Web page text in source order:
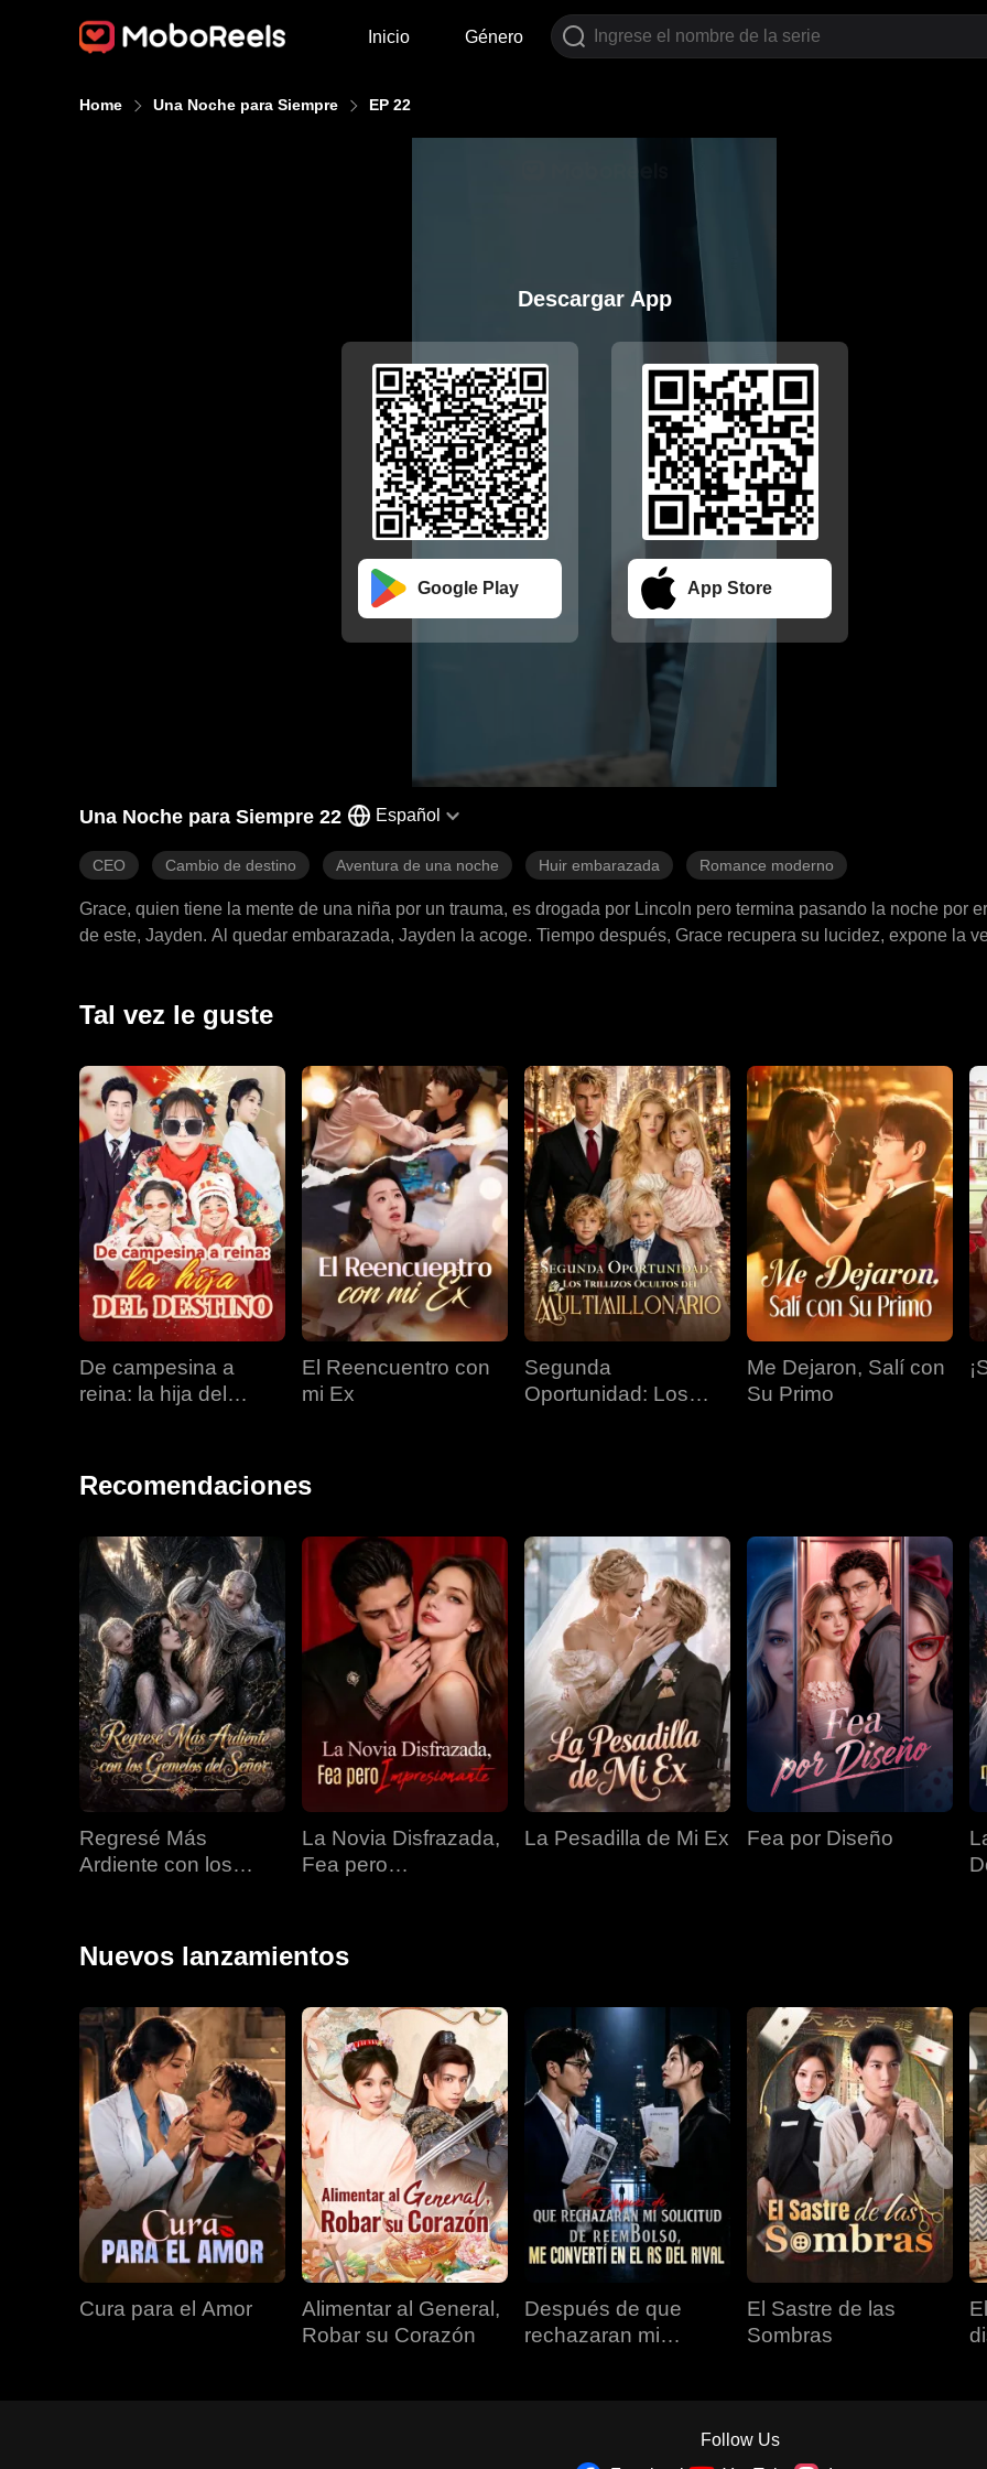
Inicio Género
Home Una Noche para Siempre EP 22
Descargar App
Google Play App Store
Una Noche para Siempre 22 Español
CEO Cambio de destino Aventura de una noche Huir embarazada Romance moderno
Grace, quien tiene la mente de una niña por un trauma, es drogada por Lincoln pero termina pasando la noche por
de este, Jayden. Al quedar embarazada, Jayden la acoge. Tiempo después, Grace recupera su lucidez, expone la
Tal vez le guste
De campesina a
reina: la hija del
El Reencuentro con
mi Ex
Segunda
Oportunidad: Los
Me Dejaron, Salí con
Su Primo
Recomendaciones
Regresé Más
Ardiente con los
La Novia Disfrazada,
Fea pero
La Pesadilla de Mi Ex Fea por Diseño
Nuevos lanzamientos
Cura para el Amor
Alimentar al General,
Robar su Corazón
Después de que
rechazaran mi
El Sastre de las
Sombras
Follow Us